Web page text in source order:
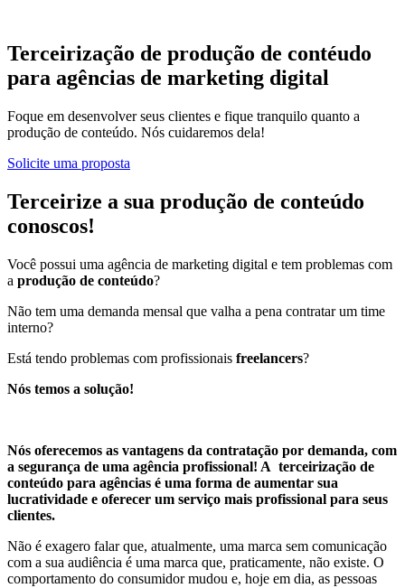
Terceirização de produção de contéudo
para agências de marketing digital
Foque em desenvolver seus clientes e fique tranquilo quanto a
produção de conteúdo. Nós cuidaremos dela!
Solicite uma proposta
Terceirize a sua produção de conteúdo
conoscos!
Você possui uma agência de marketing digital e tem problemas com
a produção de conteúdo?
Não tem uma demanda mensal que valha a pena contratar um time
interno?
Está tendo problemas com profissionais freelancers?
Nós temos a solução!
Nós oferecemos as vantagens da contratação por demanda, com
a segurança de uma agência profissional! A terceirização de
conteúdo para agências é uma forma de aumentar sua
lucratividade e oferecer um serviço mais profissional para seus
clientes.
Não é exagero falar que, atualmente, uma marca sem comunicação
com a sua audiência é uma marca que, praticamente, não existe. O
comportamento do consumidor mudou e, hoje em dia, as pessoas